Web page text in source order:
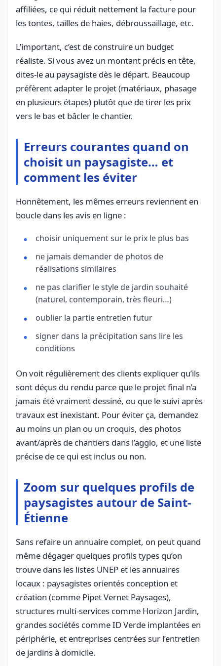
affiliées, ce qui réduit nettement la facture pour
les tontes, tailles de haies, débroussaillage, etc.
L’important, c’est de construire un budget
réaliste. Si vous avez un montant précis en tête,
dites-le au paysagiste dès le départ. Beaucoup
préfèrent adapter le projet (matériaux, phasage
en plusieurs étapes) plutôt que de tirer les prix
vers le bas et bâcler le chantier.
Erreurs courantes quand on
choisit un paysagiste… et
comment les éviter
Honnêtement, les mêmes erreurs reviennent en
boucle dans les avis en ligne :
choisir uniquement sur le prix le plus bas
ne jamais demander de photos de
réalisations similaires
ne pas clarifier le style de jardin souhaité
(naturel, contemporain, très fleuri…)
oublier la partie entretien futur
signer dans la précipitation sans lire les
conditions
On voit régulièrement des clients expliquer qu’ils
sont déçus du rendu parce que le projet final n’a
jamais été vraiment dessiné, ou que le suivi après
travaux est inexistant. Pour éviter ça, demandez
au moins un plan ou un croquis, des photos
avant/après de chantiers dans l’agglo, et une liste
précise de ce qui est inclus ou non.
Zoom sur quelques profils de
paysagistes autour de Saint-
Étienne
Sans refaire un annuaire complet, on peut quand
même dégager quelques profils types qu’on
trouve dans les listes UNEP et les annuaires
locaux : paysagistes orientés conception et
création (comme Pipet Vernet Paysages),
structures multi-services comme Horizon Jardin,
grandes sociétés comme ID Verde implantées en
périphérie, et entreprises centrées sur l’entretien
de jardins à domicile.